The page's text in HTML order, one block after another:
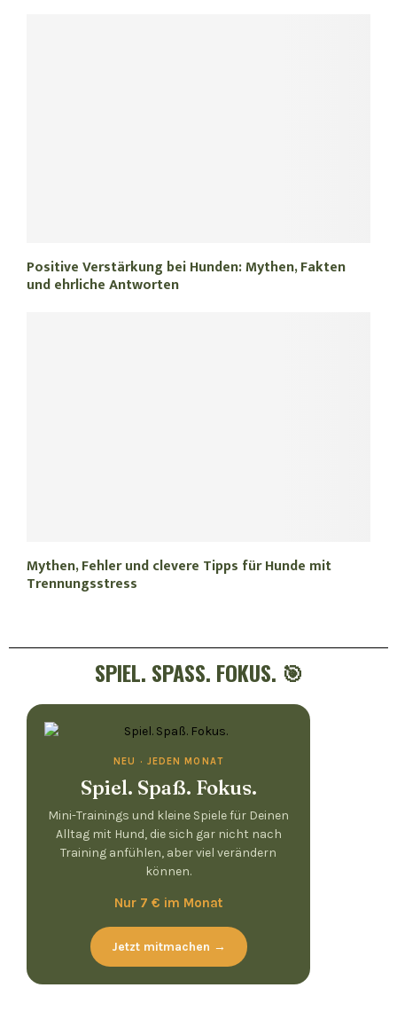
Positive Verstärkung bei Hunden: Mythen, Fakten
und ehrliche Antworten
Mythen, Fehler und clevere Tipps für Hunde mit
Trennungsstress
SPIEL. SPASS. FOKUS. 🎯
NEU · JEDEN MONAT
Spiel. Spaß. Fokus.
Mini-Trainings und kleine Spiele für Deinen
Alltag mit Hund, die sich gar nicht nach
Training anfühlen, aber viel verändern
können.
Nur 7 € im Monat
Jetzt mitmachen →